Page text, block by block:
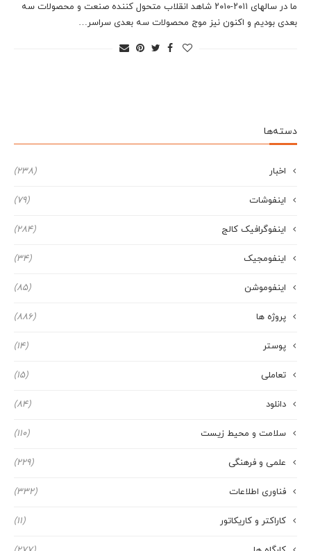
ما در سالهای ۲۰۱۱-۲۰۱۰ شاهد انقلاب متحول کننده صنعت و محصولات سه
بعدی بودیم و اکنون نیز موج محصولات سه بعدی سراسر…
دسته‌ها
اخبار (238)
اینفوشات (79)
اینفوگرافیک کالج (284)
اینفومجیک (34)
اینفوموشن (85)
پروژه ها (886)
پوستر (14)
تعاملی (15)
دانلود (84)
سلامت و محیط زیست (110)
علمی و فرهنگی (229)
فناوری اطلاعات (332)
کاراکتر و کاریکاتور (11)